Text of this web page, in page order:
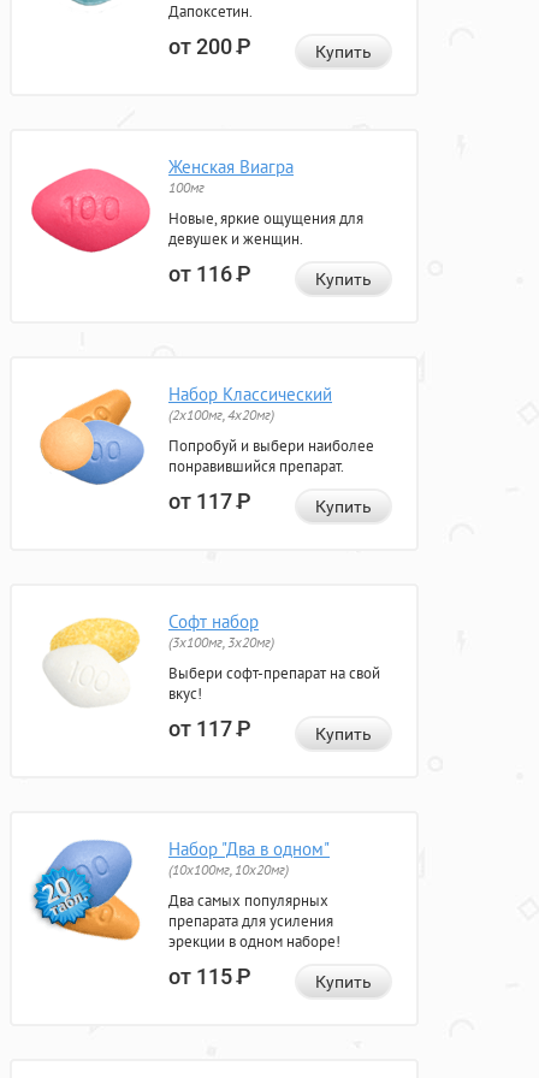
Дапоксетин.
от 200Р Купить
Женская Виагра
100мг
Новые, яркие ощущения для
девушек и женщин.
от 116Р Купить
Набор Классический
(2x100мг, 4x20мг)
Попробуй и выбери наиболее
понравившийся препарат.
от 117Р Купить
Софт набор
(3x100мг, 3x20мг)
Выбери софт-препарат на свой
вкус!
от 117Р Купить
Набор "Два в одном"
(10x100мг, 10x20мг)
Два самых популярных
препарата для усиления
эрекции в одном наборе!
от 115Р Купить